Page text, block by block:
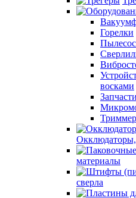
Горелки
восками
материалы
сверла